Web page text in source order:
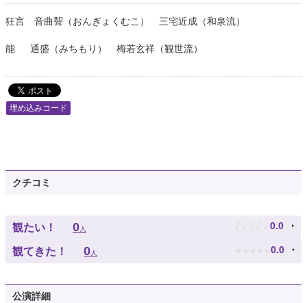
狂言 音曲聟（おんぎょくむこ） 三宅近成（和泉流）
能 通盛（みちもり） 梅若玄祥（観世流）
埋め込みコード
クチコミ
観たい！ 0人 ♪ ♪ ♪ ♪ ♪ 0.0
観てきた！ 0人 ★ ★ ★ ★ ★ 0.0
公演詳細